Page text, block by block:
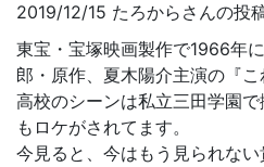
2019/12/15 たろからさんの投
東宝・宝塚映画製作で1966年
郎・原作、夏木陽介主演の『
高校のシーンは私立三田学園
もロケがされてます。
今見ると、今はもう見られない